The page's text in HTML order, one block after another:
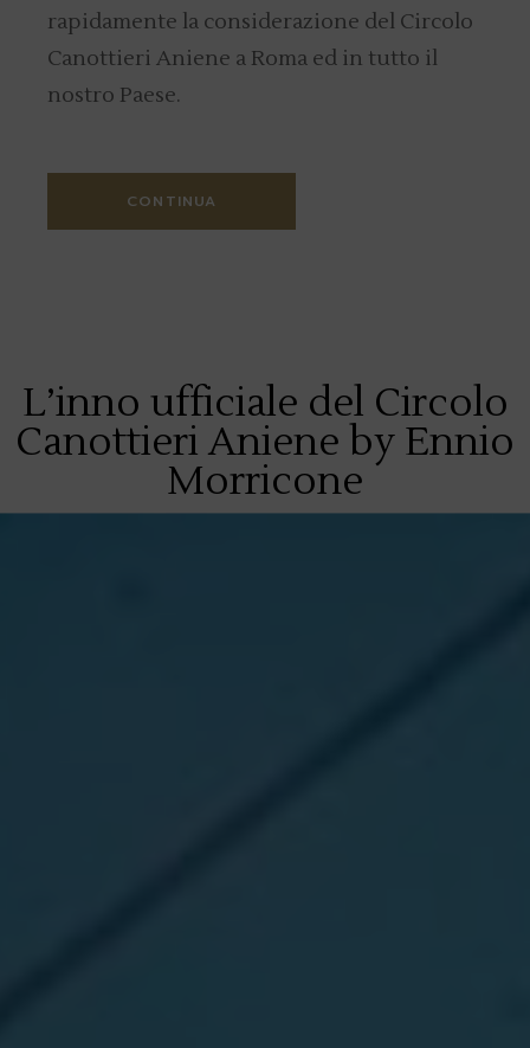
rapidamente la considerazione del Circolo
Canottieri Aniene a Roma ed in tutto il
nostro Paese.
CONTINUA
L’inno ufficiale del Circolo
Canottieri Aniene by Ennio
Morricone